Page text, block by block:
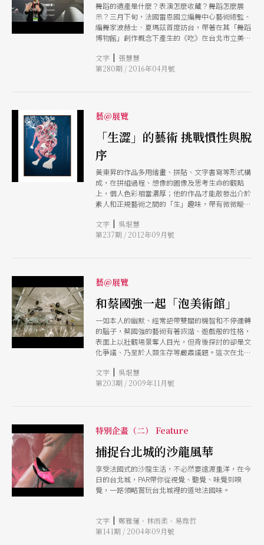
舞蹈的遺產是什麼？表演怎麼收藏？舞蹈怎麼展
示？三月下旬，法國雷恩國立編舞中心藝術總監、
編舞家波赫士．夏瑪茲首度訪台，帶著在其「舞蹈
博物館」創作概念下產生的《吃》在台北市立美術
瑟涵進行對談。透過對談，兩人討論舞蹈於博物館
等公共空間體制的意義，身體如何刺激觀者思考空
文字 | 張慧慧
第280期 / 2016年04月號
藝@展覽
「生澀」的藝術 挑戰慣性與脫
序
黃東昇的作品多用繪畫、拼貼、文字書寫等形式構
成，在拼組過程、想像的圖像及思考生命的觀點
上，個人色彩相當濃厚；他的作品才能散發出介於
素人和正規藝術之間的「生」趣味，帶有微微曖昧
昇隨時在理性地自我分析和享受變化的樂趣。
文字 | 吳垠慧
第237期 / 2012年09月號
藝@展覽
和蔡國強一起「泡美術館」
一如本人的幽默、經常語帶雙關的機智和不停運轉
的腦子，蔡國強的藝術有著詼諧、遊戲般的性格，
表面上以壯觀場景奪人目光，但背後探討的卻是文
化爭議、乃至於人類生存等嚴肅議題。這次在北美
熟知的火藥爆破圖，大型裝置作品如《撞牆》、
《不合時宜：舞台一》等從未在台灣展出的代表
文字 | 吳垠慧
第203期 / 2009年11月號
特別企畫（二） Feature
捕捉台北城的沙龍風華
享受法國式的沙龍生活，不必然要遠渡重洋，在今
日的台北城，PAR帶你從視覺、聽覺、味覺到嗅
覺，一路領略賞玩台北城裡的道地法國味。
文字 | 鄭雅蓮、林雨柔、易鼎哲
第141期 / 2004年09月號